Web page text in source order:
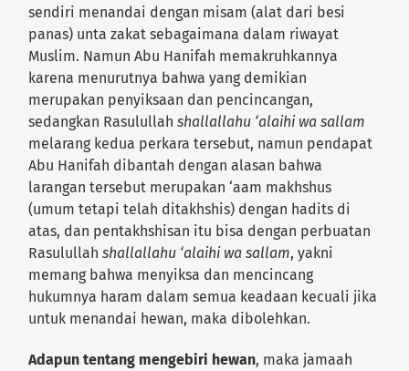
sendiri menandai dengan misam (alat dari besi
panas) unta zakat sebagaimana dalam riwayat
Muslim. Namun Abu Hanifah memakruhkannya
karena menurutnya bahwa yang demikian
merupakan penyiksaan dan pencincangan,
sedangkan Rasulullahshallallahu ‘alaihi wa sallam
melarang kedua perkara tersebut, namun pendapat
Abu Hanifah dibantah dengan alasan bahwa
larangan tersebut merupakan ‘aam makhshus
(umum tetapi telah ditakhshis) dengan hadits di
atas, dan pentakhshisan itu bisa dengan perbuatan
Rasulullahshallallahu ‘alaihi wa sallam, yakni
memang bahwa menyiksa dan mencincang
hukumnya haram dalam semua keadaan kecuali jika
untuk menandai hewan, maka dibolehkan.
Adapun tentang mengebiri hewan, maka jamaah